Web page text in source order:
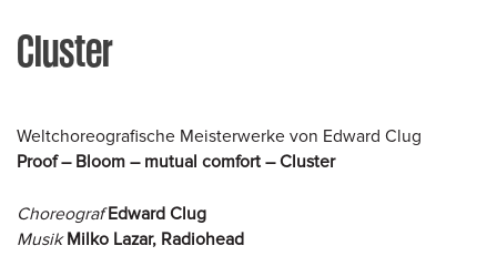
Cluster
Weltchoreografische Meisterwerke von Edward Clug
Proof – Bloom – mutual comfort – Cluster
Choreograf Edward Clug
Musik Milko Lazar, Radiohead